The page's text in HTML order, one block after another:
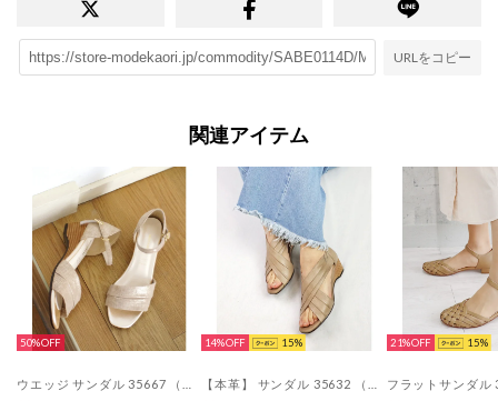
URLをコピー
関連アイテム
50% 14% 15 21% 15